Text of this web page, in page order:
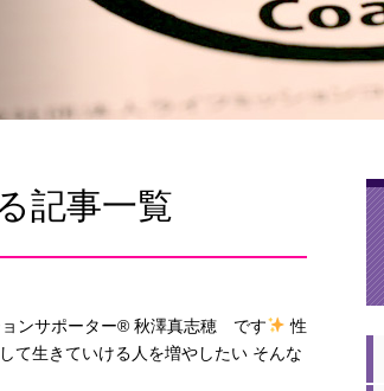
記事一覧
ョンサポーター® 秋澤真志穂 です
性
て生きていける人を増やしたい そんな